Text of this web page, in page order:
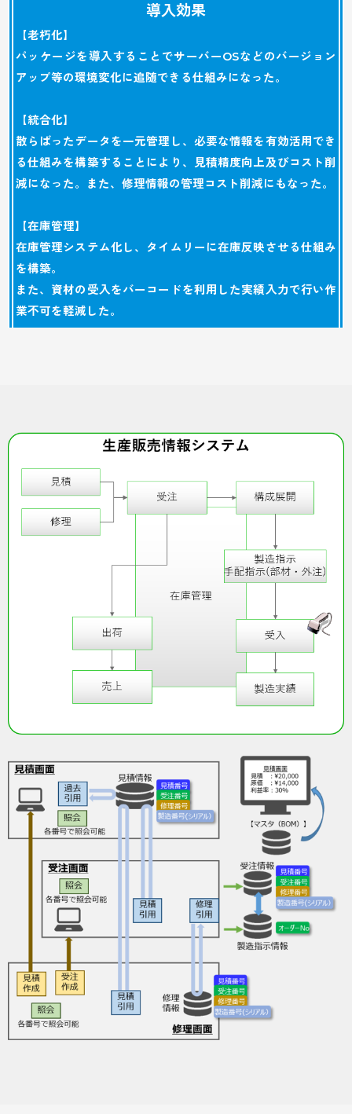
導入効果
【老朽化】
パッケージを導入することでサーバーOSなどのバージョン
アップ等の環境変化に追随できる仕組みになった。
【統合化】
散らばったデータを一元管理し、必要な情報を有効活用でき
る仕組みを構築することにより、見積精度向上及びコスト削
減になった。また、修理情報の管理コスト削減にもなった。
【在庫管理】
在庫管理システム化し、タイムリーに在庫反映させる仕組み
を構築。
また、資材の受入をバーコードを利用した実績入力で行い作
業不可を軽減した。